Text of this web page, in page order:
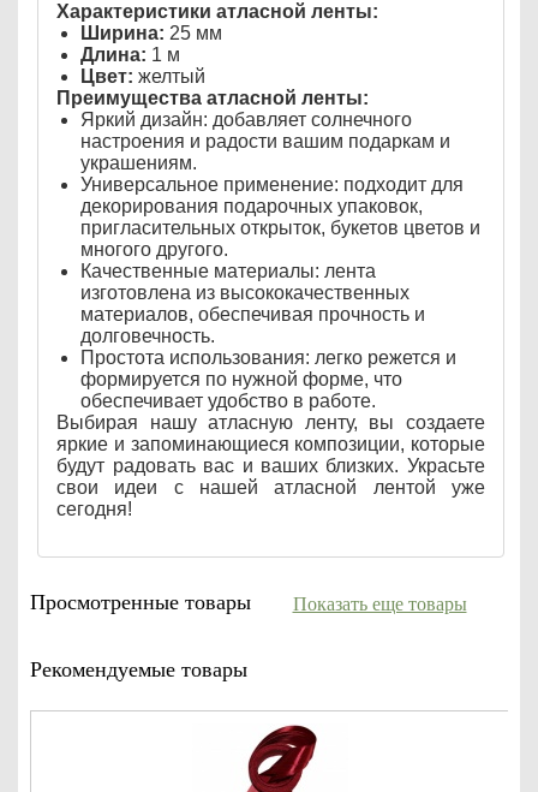
Характеристики атласной ленты:
Ширина: 25 мм
Длина: 1 м
Цвет: желтый
Преимущества атласной ленты:
Яркий дизайн: добавляет солнечного
настроения и радости вашим подаркам и
украшениям.
Универсальное применение: подходит для
декорирования подарочных упаковок,
пригласительных открыток, букетов цветов и
многого другого.
Качественные материалы: лента
изготовлена из высококачественных
материалов, обеспечивая прочность и
долговечность.
Простота использования: легко режется и
формируется по нужной форме, что
обеспечивает удобство в работе.
Выбирая нашу атласную ленту, вы создаете
яркие и запоминающиеся композиции, которые
будут радовать вас и ваших близких. Украсьте
свои идеи с нашей атласной лентой уже
сегодня!
Просмотренные товары
Рекомендуемые товары
Показать еще товары